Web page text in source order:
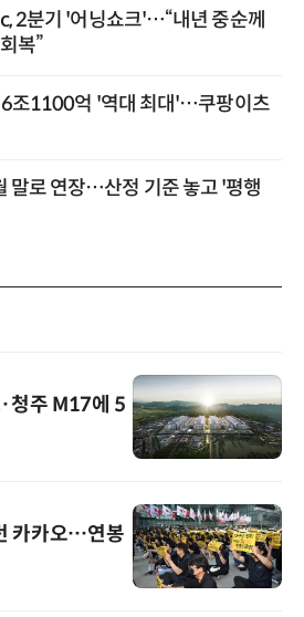
2분기 '어닝쇼크'…“내년 중순께
복”
6조1100억 '역대 최대'…쿠팡이츠
말로 연장…산정 기준 놓고 '평행
청주 M17에 5
카카오…연봉